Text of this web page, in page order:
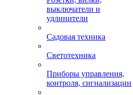
выключатели и
удлинители
Садовая техника
Светотехника
Приборы управления,
контроля, сигнализации